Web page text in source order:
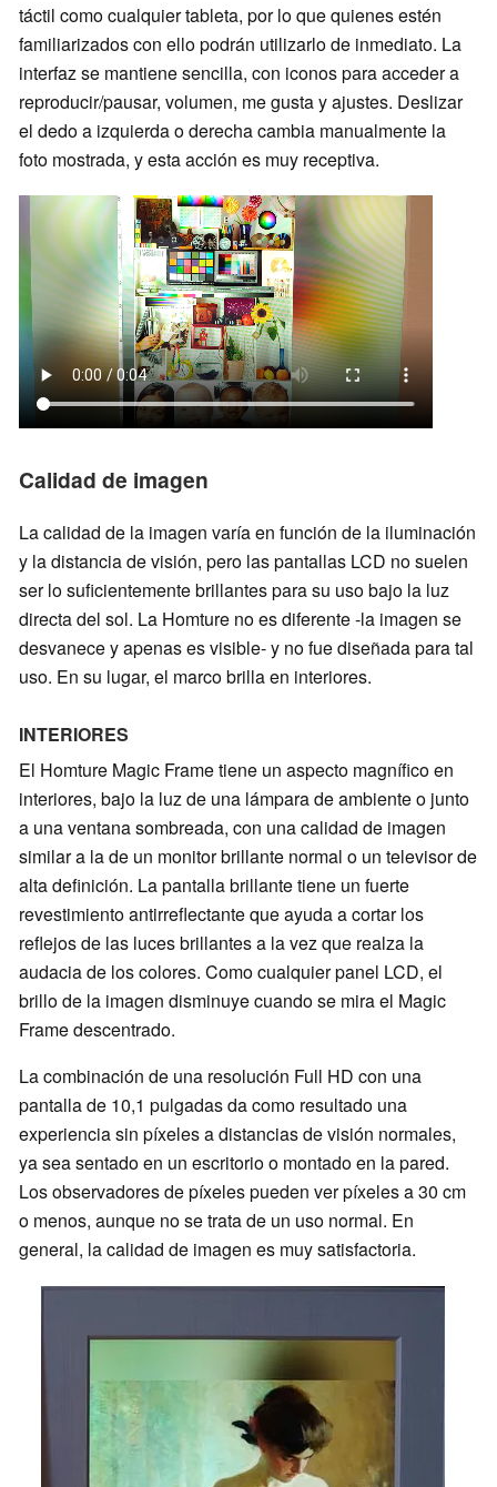
táctil como cualquier tableta, por lo que quienes estén
familiarizados con ello podrán utilizarlo de inmediato. La
interfaz se mantiene sencilla, con iconos para acceder a
reproducir/pausar, volumen, me gusta y ajustes. Deslizar
el dedo a izquierda o derecha cambia manualmente la
foto mostrada, y esta acción es muy receptiva.
Calidad de imagen
La calidad de la imagen varía en función de la iluminación
y la distancia de visión, pero las pantallas LCD no suelen
ser lo suficientemente brillantes para su uso bajo la luz
directa del sol. La Homture no es diferente -la imagen se
desvanece y apenas es visible- y no fue diseñada para tal
uso. En su lugar, el marco brilla en interiores.
INTERIORES
El Homture Magic Frame tiene un aspecto magnífico en
interiores, bajo la luz de una lámpara de ambiente o junto
a una ventana sombreada, con una calidad de imagen
similar a la de un monitor brillante normal o un televisor de
alta definición. La pantalla brillante tiene un fuerte
revestimiento antirreflectante que ayuda a cortar los
reflejos de las luces brillantes a la vez que realza la
audacia de los colores. Como cualquier panel LCD, el
brillo de la imagen disminuye cuando se mira el Magic
Frame descentrado.
La combinación de una resolución Full HD con una
pantalla de 10,1 pulgadas da como resultado una
experiencia sin píxeles a distancias de visión normales,
ya sea sentado en un escritorio o montado en la pared.
Los observadores de píxeles pueden ver píxeles a 30 cm
o menos, aunque no se trata de un uso normal. En
general, la calidad de imagen es muy satisfactoria.